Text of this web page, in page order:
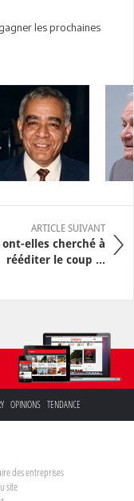
les prochaines
ARTICLE SUIVANT
ont-elles cherché à
rééditer le coup ...
OPINIONS TENDANCE
des entreprises
site